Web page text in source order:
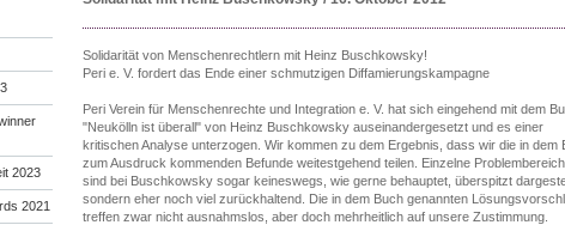
2023
2021
Solidarität von Menschenrechtlern mit Heinz Buschkowsky!
Peri e. V. fordert das Ende einer schmutzigen Diffamierungskampagne
Peri Verein für Menschenrechte und Integration e. V. hat sich eingehend mit dem
"Neukölln ist überall" von Heinz Buschkowsky auseinandergesetzt und es einer
kritischen Analyse unterzogen. Wir kommen zu dem Ergebnis, dass wir die in dem
zum Ausdruck kommenden Befunde weitestgehend teilen. Einzelne
sind bei Buschkowsky sogar keineswegs, wie gerne behauptet, überspitzt
sondern eher noch viel zurückhaltend. Die in dem Buch genannten
treffen zwar nicht ausnahmslos, aber doch mehrheitlich auf unsere Zustimmung.